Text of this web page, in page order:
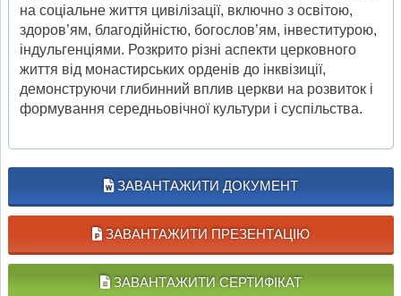
на соціальне життя цивілізації, включно з освітою,
здоров’ям, благодійністю, богослов’ям, інвеститурою,
індульгенціями. Розкрито різні аспекти церковного
життя від монастирських орденів до інквізиції,
демонструючи глибинний вплив церкви на розвиток і
формування середньовічної культури і суспільства.
ЗАВАНТАЖИТИ ДОКУМЕНТ
ЗАВАНТАЖИТИ ПРЕЗЕНТАЦІЮ
ЗАВАНТАЖИТИ СЕРТИФІКАТ